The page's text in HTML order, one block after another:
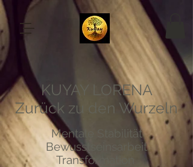
KUYAY LORENA
Zurück zu den Wurzeln
Mentale Stabilität
Bewusstseinsarbeit
Transformation